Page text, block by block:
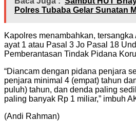
Polres Tubaba Gelar Sunatan
Kapolres menambahkan,
ayat 1 atau Pasal 3 Jo Pasal 18
Pemberantasan Tindak Pidana
“Diancam dengan pidana penjara
penjara minimal 4 (empat) tahun
puluh) tahun, dan denda paling
paling banyak Rp 1 miliar,” imbuh
(Andi Rahman)